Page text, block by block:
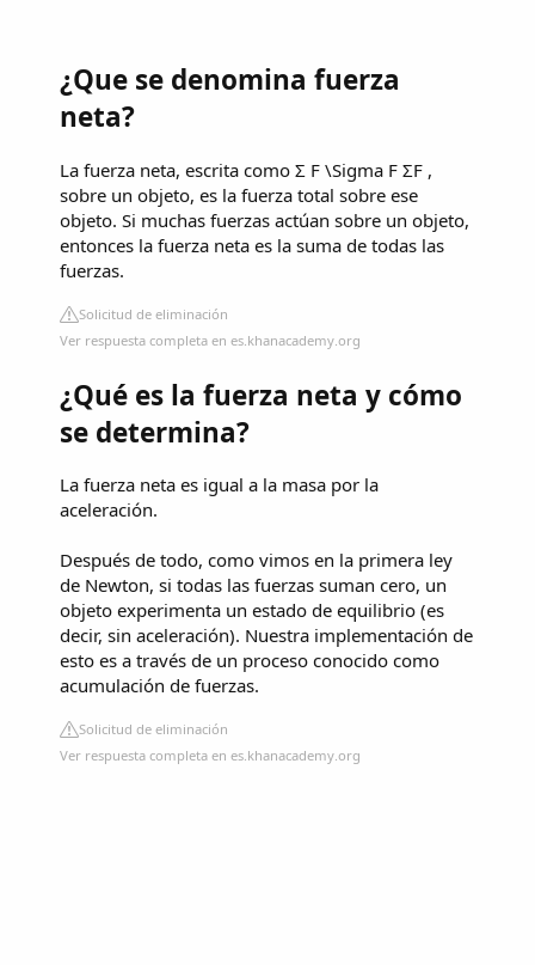
¿Que se denomina fuerza
neta?
La fuerza neta, escrita como Σ F \Sigma F ΣF ,
sobre un objeto, es la fuerza total sobre ese
objeto. Si muchas fuerzas actúan sobre un objeto,
entonces la fuerza neta es la suma de todas las
fuerzas.
Solicitud de eliminación
Ver respuesta completa en es.khanacademy.org
¿Qué es la fuerza neta y cómo
se determina?
La fuerza neta es igual a la masa por la
aceleración.
Después de todo, como vimos en la primera ley
de Newton, si todas las fuerzas suman cero, un
objeto experimenta un estado de equilibrio (es
decir, sin aceleración). Nuestra implementación de
esto es a través de un proceso conocido como
acumulación de fuerzas.
Solicitud de eliminación
Ver respuesta completa en es.khanacademy.org